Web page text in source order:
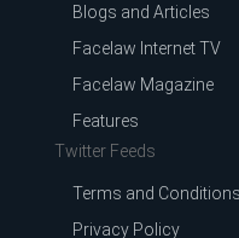
Blogs and Articles
Facelaw Internet TV
Facelaw Magazine
Features
Twitter Feeds
Terms and Conditions
Privacy Policy